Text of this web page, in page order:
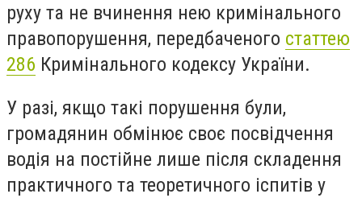
руху та не вчинення нею кримінального
правопорушення, передбаченого статтею
286 Кримінального кодексу України.
У разі, якщо такі порушення були,
громадянин обмінює своє посвідчення
водія на постійне лише після складення
практичного та теоретичного іспитів у